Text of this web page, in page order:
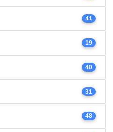
41
19
40
31
48